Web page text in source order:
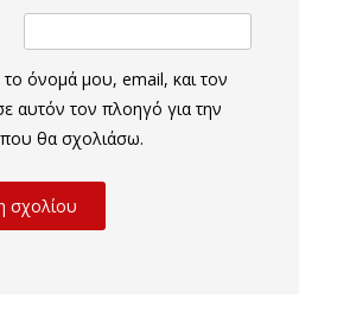
όνομά μου, email, και τον
αυτόν τον πλοηγό για την
θα σχολιάσω.